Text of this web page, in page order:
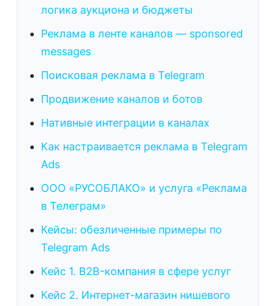
логика аукциона и бюджеты
Реклама в ленте каналов — sponsored
messages
Поисковая реклама в Telegram
Продвижение каналов и ботов
Нативные интеграции в каналах
Как настраивается реклама в Telegram
Ads
ООО «РУСОБЛАКО» и услуга «Реклама
в Телеграм»
Кейсы: обезличенные примеры по
Telegram Ads
Кейс 1. B2B-компания в сфере услуг
Кейс 2. Интернет-магазин нишевого